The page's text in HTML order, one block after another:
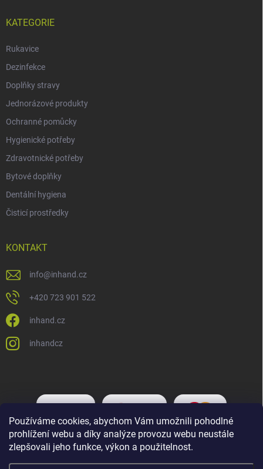
Používáme cookies, abychom Vám umožnili pohodlné
prohlížení webu a díky analýze provozu webu neustále
zlepšovali jeho funkce, výkon a použitelnost.
KATEGORIE
Rukavice
Dezinfekce
Doplňky stravy
Jednorázové produkty
Ochranné pomůcky
Hygienické potřeby
Zdravotnické potřeby
Bytové doplňky
Dentální hygiena
Čisticí prostředky
KONTAKT
info@inhand.cz
+420 723 901 522
inhand.cz
inhandcz